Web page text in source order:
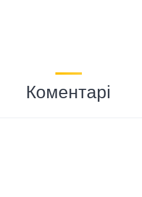
Коментарі